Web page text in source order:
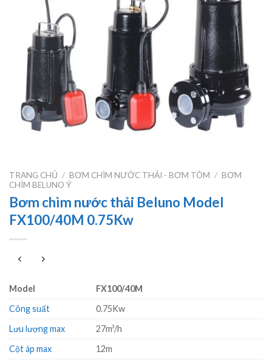
TRANG CHỦ / BƠM CHÌM NƯỚC THẢI - BƠM TÕM / BƠM
CHÌM BELUNO Ý
Bơm chìm nước thải Beluno Model
FX100/40M 0.75Kw
Model
FX100/40M
Công suất
0.75Kw
Lưu lượng max
27m³/h
Cột áp max
12m